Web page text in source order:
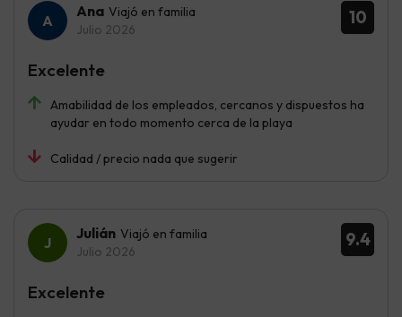
10
Ana Viajó en familia
Julio 2026
Amabilidad de los empleados, cercanos y dispuestos ha
ayudar en todo momento cerca de la playa
Calidad / precio nada que sugerir
Excelente
9.4
Julián Viajó en familia
Julio 2026
Excelente